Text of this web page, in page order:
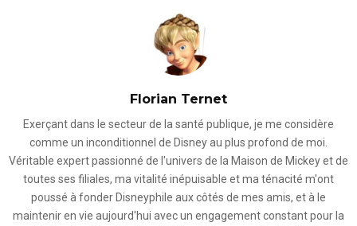
Florian Ternet
Exerçant dans le secteur de la santé publique, je me considère
comme un inconditionnel de Disney au plus profond de moi.
Véritable expert passionné de l'univers de la Maison de Mickey et de
toutes ses filiales, ma vitalité inépuisable et ma ténacité m'ont
poussé à fonder Disneyphile aux côtés de mes amis, et à le
maintenir en vie aujourd'hui avec un engagement constant pour la